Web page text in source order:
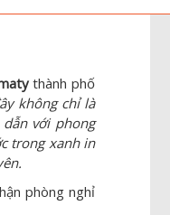
thành phố
không chỉ là
với phong
trong xanh in
phòng nghỉ